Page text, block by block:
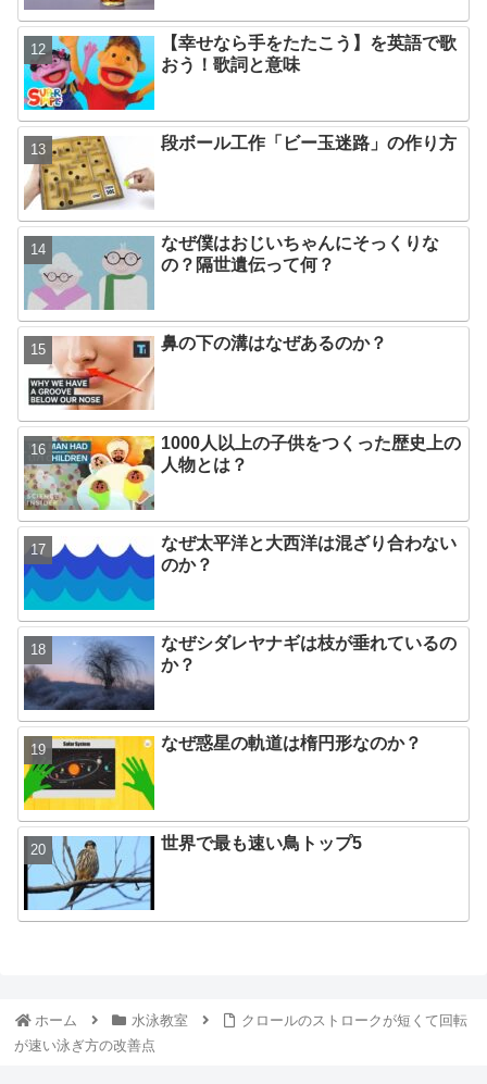
【幸せなら手をたたこう】を英語で歌
おう！歌詞と意味
段ボール工作「ビー玉迷路」の作り方
なぜ僕はおじいちゃんにそっくりな
の？隔世遺伝って何？
鼻の下の溝はなぜあるのか？
1000人以上の子供をつくった歴史上の
人物とは？
なぜ太平洋と大西洋は混ざり合わない
のか？
なぜシダレヤナギは枝が垂れているの
か？
なぜ惑星の軌道は楕円形なのか？
世界で最も速い鳥トップ5
ホーム 水泳教室
クロールのストロークが短くて回転
が速い泳ぎ方の改善点